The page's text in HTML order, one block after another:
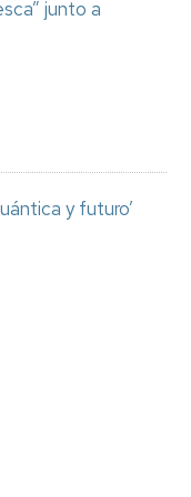
junto a
y futuro’